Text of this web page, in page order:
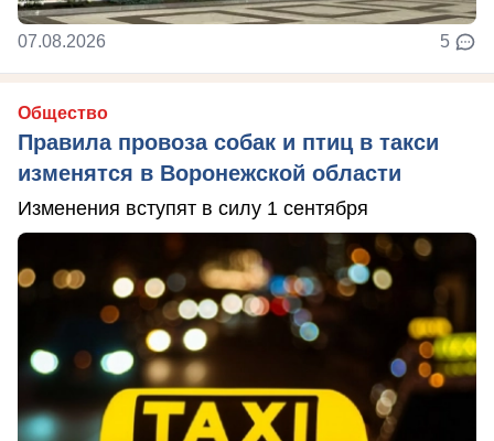
07.08.2026 5
Общество
Правила провоза собак и птиц в такси
изменятся в Воронежской области
Изменения вступят в силу 1 сентября